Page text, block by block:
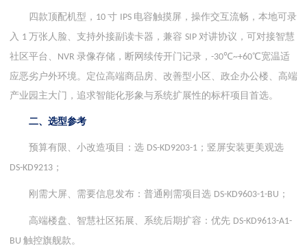
四款顶配机型， 10 寸 IPS 电容触摸屏，操作交互流畅，本地可录
入 1 万张人脸、支持外接副读卡器，兼容 SIP 对讲协议，可对接智慧
社区平台、 NVR 录像存储，断网续传开门记录， -30℃~+60℃宽温适
应恶劣户外环境。定位高端商品房、改善型小区、政企办公楼、高端
产业园主大门，追求智能化形象与系统扩展性的标杆项目首选。
二、选型参考
预算有限、小改造项目：选 DS-KD9203-1 ；竖屏安装更美观选
DS-KD9213 ；
刚需大屏、需要信息发布：普通刚需项目选 DS-KD9603-1-BU ；
高端楼盘、智慧社区拓展、系统后期扩容：优先 DS-KD9613-A1-
BU 触控旗舰款。